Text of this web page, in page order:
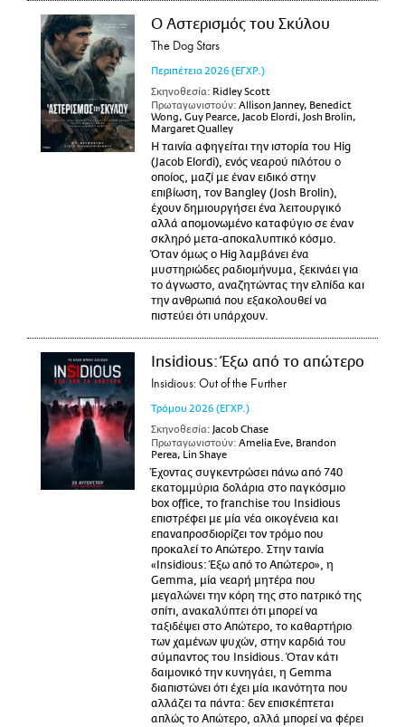
Ο Αστερισμός του Σκύλου
The Dog Stars
Περιπέτεια 2026 (ΕΓΧΡ.)
Σκηνοθεσία: Ridley Scott
Πρωταγωνιστούν: Allison Janney, Benedict
Wong, Guy Pearce, Jacob Elordi, Josh Brolin,
Margaret Qualley
Η ταινία αφηγείται την ιστορία του Hig
(Jacob Elordi), ενός νεαρού πιλότου ο
οποίος, μαζί με έναν ειδικό στην
επιβίωση, τον Bangley (Josh Brolin),
έχουν δημιουργήσει ένα λειτουργικό
αλλά απομονωμένο καταφύγιο σε έναν
σκληρό μετα-αποκαλυπτικό κόσμο.
Όταν όμως ο Hig λαμβάνει ένα
μυστηριώδες ραδιομήνυμα, ξεκινάει για
το άγνωστο, αναζητώντας την ελπίδα και
την ανθρωπιά που εξακολουθεί να
πιστεύει ότι υπάρχουν.
Insidious: Έξω από το απώτερο
Insidious: Out of the Further
Τρόμου 2026 (ΕΓΧΡ.)
Σκηνοθεσία: Jacob Chase
Πρωταγωνιστούν: Amelia Eve, Brandon
Perea, Lin Shaye
Έχοντας συγκεντρώσει πάνω από 740
εκατομμύρια δολάρια στο παγκόσμιο
box office, το franchise του Insidious
επιστρέφει με μία νέα οικογένεια και
επαναπροσδιορίζει τον τρόμο που
προκαλεί το Απώτερο. Στην ταινία
«Insidious: Έξω από το Απώτερο», η
Gemma, μία νεαρή μητέρα που
μεγαλώνει την κόρη της στο πατρικό της
σπίτι, ανακαλύπτει ότι μπορεί να
ταξιδέψει στο Απώτερο, το καθαρτήριο
των χαμένων ψυχών, στην καρδιά του
σύμπαντος του Insidious. Όταν κάτι
δαιμονικό την κυνηγάει, η Gemma
διαπιστώνει ότι έχει μία ικανότητα που
αλλάζει τα πάντα: δεν επισκέπτεται
απλώς το Απώτερο, αλλά μπορεί να φέρει